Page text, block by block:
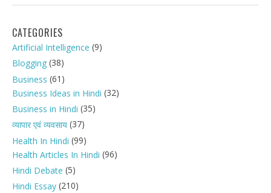
CATEGORIES
Artificial Intelligence (9)
Blogging (38)
Business (61)
Business Ideas in Hindi (32)
Business in Hindi (35)
व्यापार एवं व्यवसाय (37)
Health In Hindi (99)
Health Articles In Hindi (96)
Hindi Debate (5)
Hindi Essay (210)